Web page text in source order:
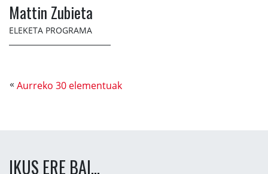
Mattin Zubieta
ELEKETA PROGRAMA
Aurreko 30 elementuak
IKUS ERE BAI...